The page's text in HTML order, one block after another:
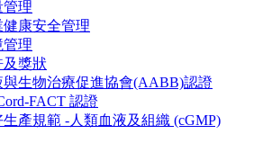
管理
健康安全管理
管理
及獎狀
與生物治療促進協會(AABB)認證
FACT 認證
生產規範 -人類血液及組織 (cGMP)